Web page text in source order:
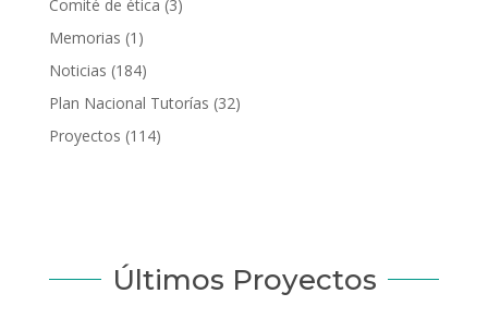
Comité de ética (3)
Memorias (1)
Noticias (184)
Plan Nacional Tutorías (32)
Proyectos (114)
Últimos Proyectos